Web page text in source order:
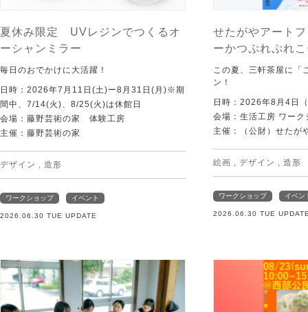
夏休み限定 UVレジンでつくるオ
ーシャンミラー
毎日のおでかけに大活躍！
日時：2026年7月11日(土)ー8月31日(月)※期
間中、7/14(火)、8/25(火)は休館日
会場：藤野芸術の家 体験工房
主催：藤野芸術の家
デザイン 造形
ワークショップ イベント
2026.06.30 TUE UPDATE
せたがやアート
ーかつぷれぷれ
この夏、三軒茶屋に「
ン！
日時：2026年8月4日
会場：生活工房 ワー
主催：（公財）せたが
絵画 デザイン 造形
ワークショップ イベン
2026.06.30 TUE